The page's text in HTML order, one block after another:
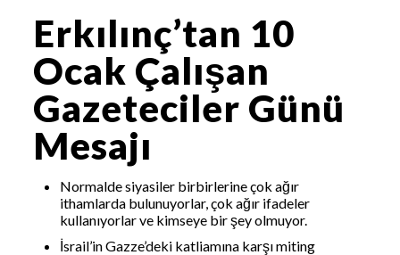
Erkılınç’tan 10
Ocak Çalışan
Gazeteciler Günü
Mesajı
Normalde siyasiler birbirlerine çok ağır
ithamlarda bulunuyorlar, çok ağır ifadeler
kullanıyorlar ve kimseye bir şey olmuyor.
İsrail’in Gazze’deki katliamına karşı miting